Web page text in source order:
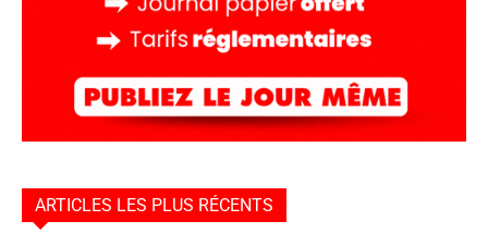
ARTICLES LES PLUS RÉCENTS